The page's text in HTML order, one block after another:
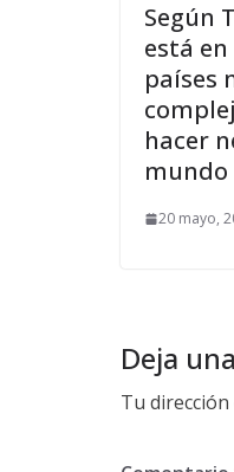
Según
está
países
hacer
mundo
20 mayo,
Deja
Tu